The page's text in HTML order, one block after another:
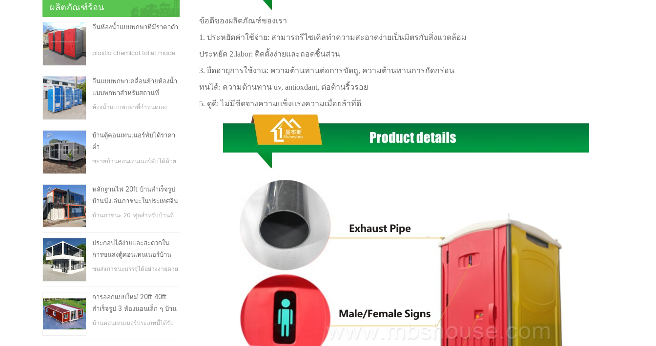
ผลิตภัณฑ์ร้อน
จีนห้องน้ำแบบพกพาที่มีราคาต่ำ
plastic chemical toilet made
จีนแบบพกพาเคลื่อนย้ายห้องน้ำ
แบบพกพาสำหรับสถานที่
ก่อสร้าง
ห้องน้ำแบบพกพาที่กำหนดเอง
บ้านตู้คอนเทนเนอร์พับได้ราคา
ต่ำ
ขยายบ้านคอนเทนเนอร์พับได้ด้วย
หลักฐานไฟ 20ft บ้านสำเร็จรูป
บ้านนั่งเล่นภาชนะในประเทศจีน
บ้านภาชนะ 20 ฟุตสำหรับบ้านที่
ประกอบได้ง่ายและสะดวกใน
การขนส่งตู้คอนเทนเนอร์บ้าน
ขนส่งภาชนะบรรจุได้อย่างง่ายดาย
การออกแบบใหม่ 20ft 40ft
สำเร็จรูป 3 ห้องนอนเล็ก ๆ บ้าน
ภาชนะขยาย
บ้านคอนเทนเนอร์ประเภทนี้ได้รับ
ข้อดีของผลิตภัณฑ์ของเรา
1. ประหยัดค่าใช้จ่าย: สามารถรีไซเคิลทำความสะอาดง่ายเป็นมิตรกับสิ่งแวดล้อม
ประหยัด 2.labor: ติดตั้งง่ายและถอดชิ้นส่วน
3. ยืดอายุการใช้งาน: ความต้านทานต่อการขัดถู, ความต้านทานการกัดกร่อน
ทนได้: ความต้านทาน uv, antioxdant, ต่อต้านริ้วรอย
5. ดูดี: ไม่มีซีดจางความแข็งแรงความเมื่อยล้าที่ดี